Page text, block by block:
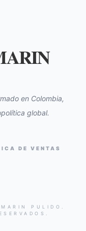
en Colombia,
global.
DE VENTAS
PULIDO.